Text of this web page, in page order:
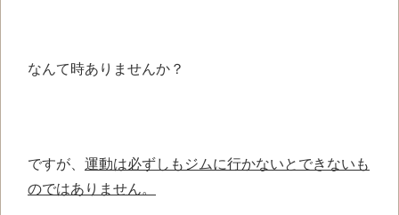
なんて時ありませんか？
ですが、 運動は必ずしも ジムに行かないとできない も
のではありません。